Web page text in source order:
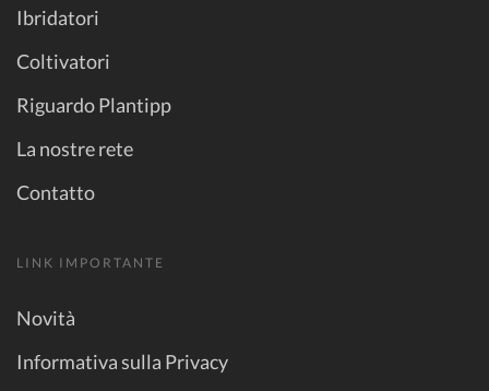
Ibridatori
Coltivatori
Riguardo Plantipp
La nostre rete
Contatto
LINK IMPORTANTE
Novità
Informativa sulla Privacy